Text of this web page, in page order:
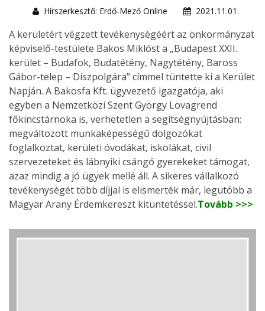
Hírszerkesztő: Erdő-Mező Online
2021.11.01.
A kerületért végzett tevékenységéért az önkormányzat
képviselő-testülete Bakos Miklóst a „Budapest XXII.
kerület – Budafok, Budatétény, Nagytétény, Baross
Gábor-telep – Díszpolgára” címmel tüntette ki a Kerület
Napján. A Bakosfa Kft. ügyvezető igazgatója, aki
egyben a Nemzetközi Szent György Lovagrend
főkincstárnoka is, verhetetlen a segítségnyújtásban:
megváltozott munkaképességű dolgozókat
foglalkoztat, kerületi óvodákat, iskolákat, civil
szervezeteket és lábnyiki csángó gyerekeket támogat,
azaz mindig a jó ügyek mellé áll. A sikeres vállalkozó
tevékenységét több díjjal is elismerték már, legutóbb a
Magyar Arany Érdemkereszt kitüntetéssel.Tovább >>>